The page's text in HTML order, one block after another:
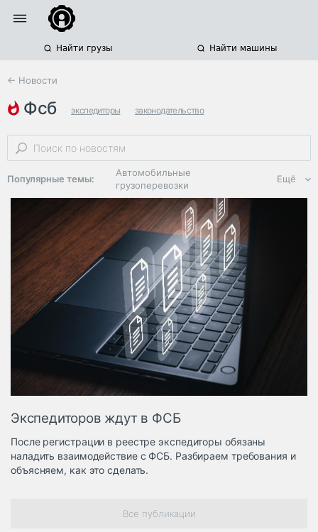
Найти грузы Найти машины
← Новости
фсб экспедиторы законодательство
логистическая платформа ati.su
Популярные темы:
Автомобильные
грузоперевозки
Региональная
логистика
ЭДО, ИТ в
логистике
Дороги,
инфраструктура
Логистика, грузы
Негабаритные и
опасные грузы
страхование
Таможня и ВЭД
Склады и
грузовые
терминалы
Ещё
Экспедиторов ждут в ФСБ
После регистрации в реестре экспедиторы обязаны
наладить взаимодействие с ФСБ. Разбираем требования и
объясняем, как это сделать.
Все публикации